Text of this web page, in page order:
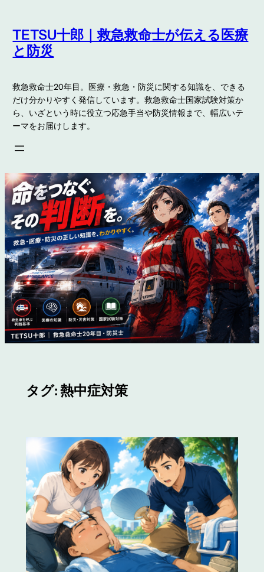
容
を
ス
ッ
プ
TETSU十郎｜救急救命士が伝える医療
と防災
救急救命士20年目。医療・救急・防災に関する知識を、できる
だけ分かりやすく発信しています。救急救命士国家試験対策か
ら、いざという時に役立つ応急手当や防災情報まで、幅広いテ
ーマをお届けします。
タグ:熱中症対策